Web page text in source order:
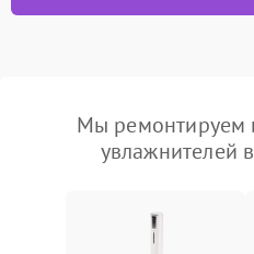
Мы ремонтируем
увлажнителей